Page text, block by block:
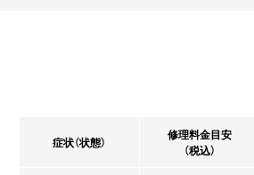
症状（状態）
修理料金目安
（税込）